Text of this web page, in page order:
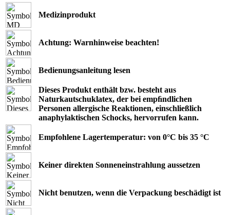
Medizinprodukt
Achtung: Warnhinweise beachten!
Bedienungsanleitung lesen
Dieses Produkt enthält bzw. besteht aus
Naturkautschuklatex, der bei empﬁndlichen
Personen allergische Reaktionen, einschließlich
anaphylaktischen Schocks, hervorrufen kann.
Empfohlene Lagertemperatur: von 0°C bis 35 °C
Keiner direkten Sonneneinstrahlung aussetzen
Nicht benutzen, wenn die Verpackung beschädigt ist